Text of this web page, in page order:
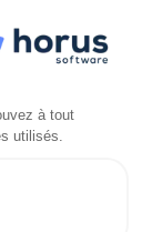
Cookies